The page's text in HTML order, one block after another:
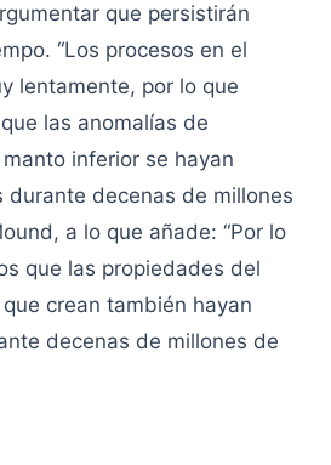
que persistirán
“Los procesos en el
lentamente, por lo que
las anomalías de
inferior se hayan
durante decenas de millones
a lo que añade: “Por lo
que las propiedades del
crean también hayan
decenas de millones de